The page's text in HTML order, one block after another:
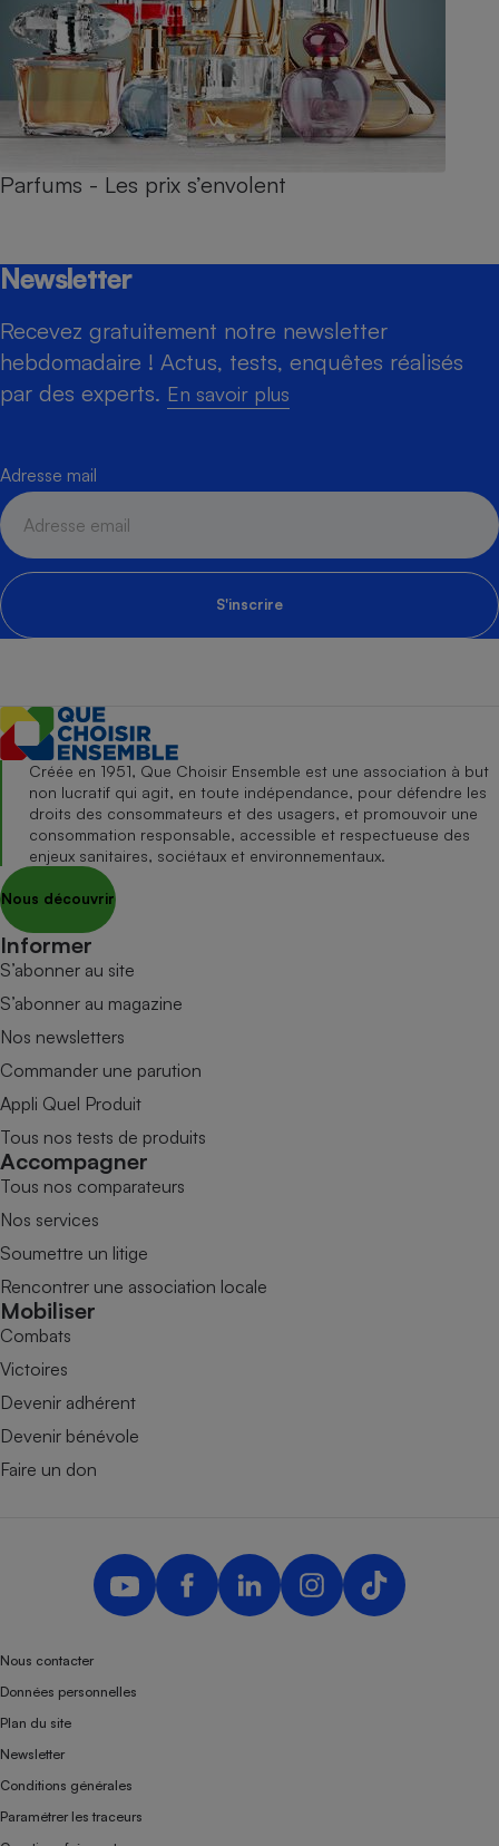
Parfums - Les prix s’envolent
Newsletter
Recevez gratuitement notre newsletter
hebdomadaire ! Actus, tests, enquêtes réalisés
par des experts. En savoir plus
Adresse mail
S'inscrire
Créée en 1951, Que Choisir Ensemble est une association à but
non lucratif qui agit, en toute indépendance, pour défendre les
droits des consommateurs et des usagers, et promouvoir une
consommation responsable, accessible et respectueuse des
enjeux sanitaires, sociétaux et environnementaux.
Nous découvrir
Informer
S’abonner au site
S’abonner au magazine
Nos newsletters
Commander une parution
Appli Quel Produit
Tous nos tests de produits
Accompagner
Tous nos comparateurs
Nos services
Soumettre un litige
Rencontrer une association locale
Mobiliser
Combats
Victoires
Devenir adhérent
Devenir bénévole
Faire un don
Nous contacter
Données personnelles
Plan du site
Newsletter
Conditions générales
Paramétrer les traceurs